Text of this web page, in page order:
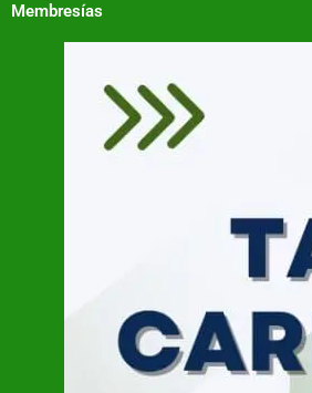
Membresías